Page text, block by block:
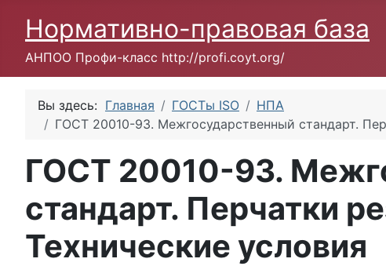
Нормативно-правовая база
АНПОО Профи-класс http://profi.coyt.org/
Вы здесь: Главная ГОСТы ISO
НПА
ГОСТ 20010-93. Межгосударственный стандарт.
ГОСТ 20010-93.
стандарт. Перчатки
Технические условия